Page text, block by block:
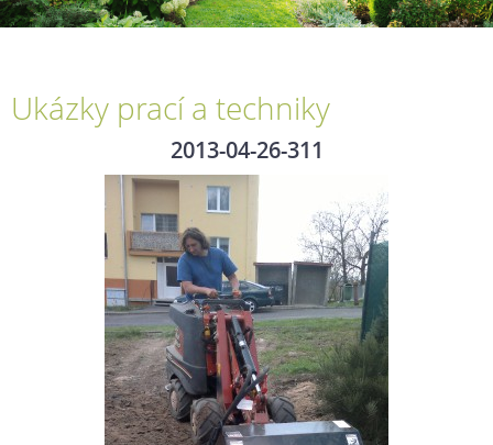
Ukázky prací a techniky
2013-04-26-311